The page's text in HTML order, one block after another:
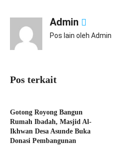
Admin
Pos lain oleh Admin
Pos terkait
Gotong Royong Bangun
Rumah Ibadah, Masjid Al-
Ikhwan Desa Asunde Buka
Donasi Pembangunan